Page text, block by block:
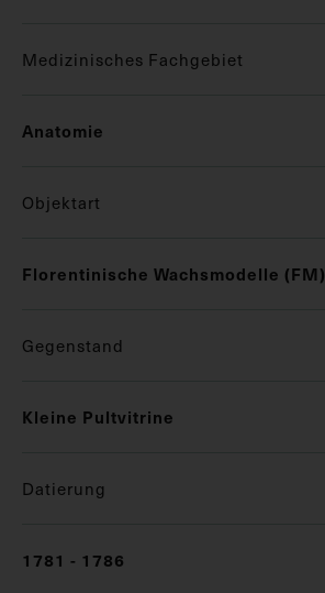
Medizinisches Fachgebiet
Anatomie
Objektart
Florentinische Wachsmodelle (FM)
Gegenstand
Kleine Pultvitrine
Datierung
1781 - 1786